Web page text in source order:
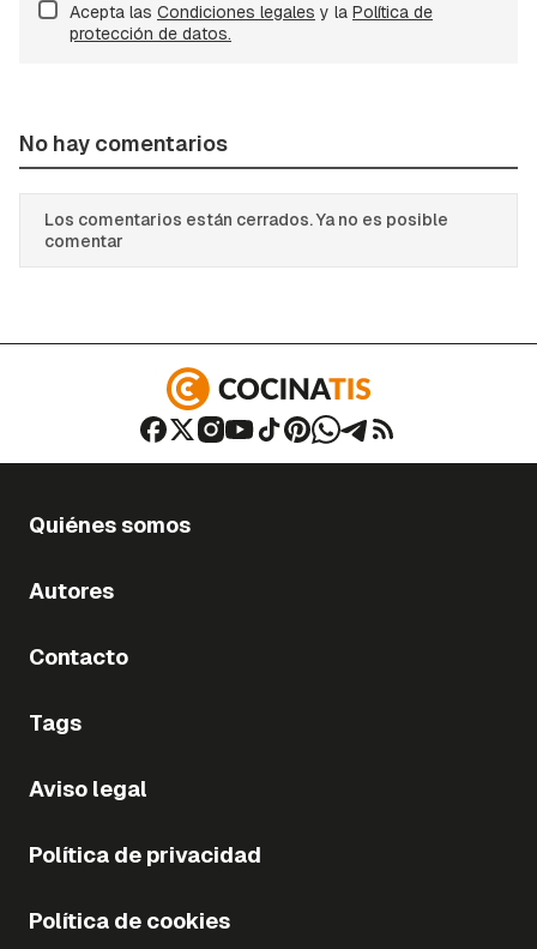
Acepta las Condiciones legales y la Política de
protección de datos.
No hay comentarios
Los comentarios están cerrados. Ya no es posible
comentar
Quiénes somos
Autores
Contacto
Tags
Aviso legal
Política de privacidad
Política de cookies